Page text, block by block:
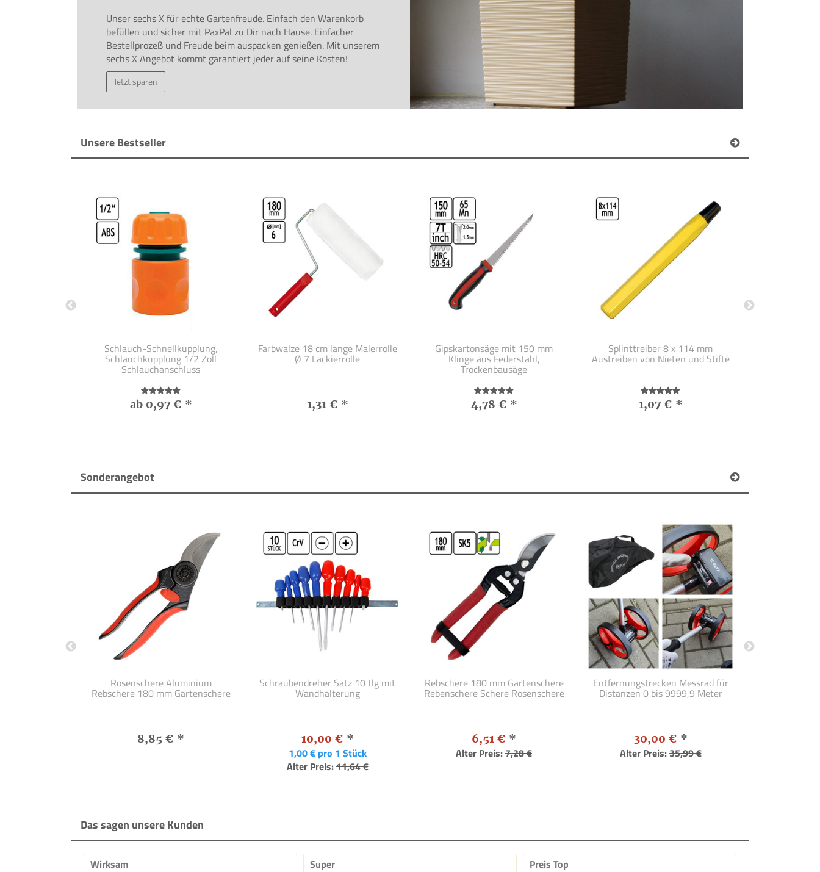
Unser sechs X für echte Gartenfreude. Einfach den Warenkorb
befüllen und sicher mit PaxPal zu Dir nach Hause. Einfacher
Bestellprozeß und Freude beim auspacken genießen. Mit unserem
sechs X Angebot kommt garantiert jeder auf seine Kosten!
Jetzt sparen
Unsere Bestseller
Schlauch-Schnellkupplung,
Schlauchkupplung 1/2 Zoll
Schlauchanschluss
ab 0,97 € *
Farbwalze 18 cm lange Malerrolle
Ø 7 Lackierrolle
1,31 € *
Gipskartonsäge mit 150 mm
Klinge aus Federstahl,
Trockenbausäge
4,78 € *
Splinttreiber 8 x 114 mm
Austreiben von Nieten und Stifte
1,07 € *
Sonderangebot
Rosenschere Aluminium
Rebschere 180 mm Gartenschere
8,85 € *
Schraubendreher Satz 10 tlg mit
Wandhalterung
10,00 € *
1,00 € pro 1 Stück
Alter Preis:11,64 €
Rebschere 180 mm Gartenschere
Rebenschere Schere Rosenschere
6,51 € *
Alter Preis:7,28 €
Entfernungstrecken Messrad für
Distanzen 0 bis 9999,9 Meter
30,00 € *
Alter Preis:35,99 €
Das sagen unsere Kunden
Wirksam Super Preis Top